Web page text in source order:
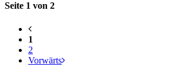
Seite 1 von 2
1
2
Vorwärts